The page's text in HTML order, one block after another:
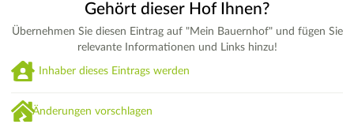
Gehört dieser Hof Ihnen?
Übernehmen Sie diesen Eintrag auf "Mein Bauernhof" und fügen Sie
relevante Informationen und Links hinzu!
Inhaber dieses Eintrags werden
Änderungen vorschlagen